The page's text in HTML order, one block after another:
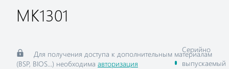
MK1301
Для получения доступа к дополнительным материалам
(BSP, BIOS...) необходима авторизация
Серийно
выпускаемый